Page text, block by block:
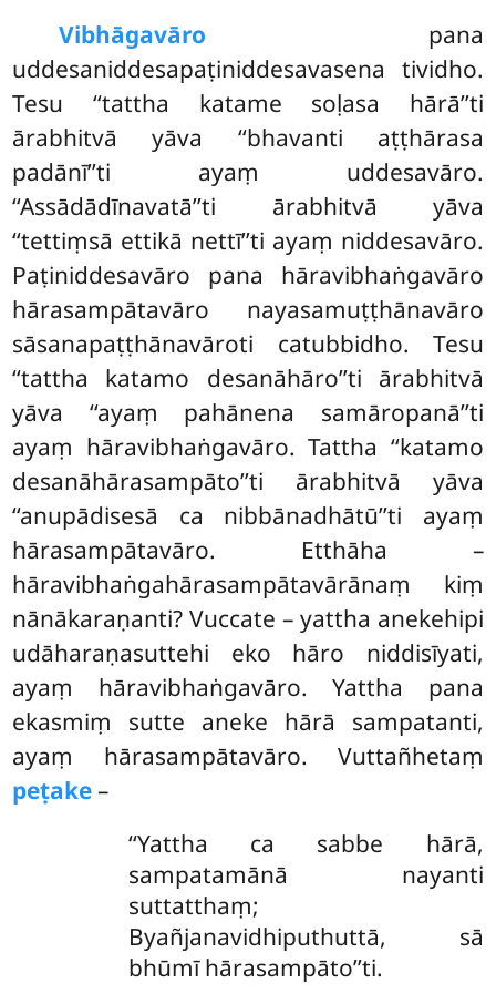
Vibhāgavāro pana
uddesaniddesapaṭiniddesavasena tividho.
Tesu ‘‘tattha katame soḷasa hārā’’ti
ārabhitvā yāva ‘‘bhavanti aṭṭhārasa
padānī’’ti ayaṃ uddesavāro.
‘‘Assādādīnavatā’’ti ārabhitvā yāva
‘‘tettiṃsā ettikā nettī’’ti ayaṃ niddesavāro.
Paṭiniddesavāro pana hāravibhaṅgavāro
hārasampātavāro nayasamuṭṭhānavāro
sāsanapaṭṭhānavāroti catubbidho. Tesu
‘‘tattha katamo desanāhāro’’ti ārabhitvā
yāva ‘‘ayaṃ pahānena samāropanā’’ti
ayaṃ hāravibhaṅgavāro. Tattha ‘‘katamo
desanāhārasampāto’’ti ārabhitvā yāva
‘‘anupādisesā ca nibbānadhātū’’ti ayaṃ
hārasampātavāro. Etthāha –
hāravibhaṅgahārasampātavārānaṃ kiṃ
nānākaraṇanti? Vuccate – yattha anekehipi
udāharaṇasuttehi eko hāro niddisīyati,
ayaṃ hāravibhaṅgavāro. Yattha pana
ekasmiṃ sutte aneke hārā sampatanti,
ayaṃ hārasampātavāro. Vuttañhetaṃ
peṭake–
‘‘Yattha ca sabbe hārā,
sampatamānā nayanti
suttatthaṃ;
Byañjanavidhiputhuttā, sā
bhūmī hārasampāto’’ti.